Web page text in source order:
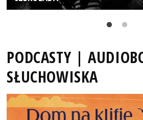
PODCASTY |
SŁUCHOWISKA